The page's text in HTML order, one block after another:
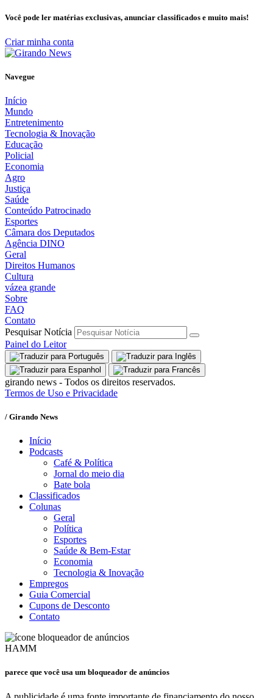
Você pode ler matérias exclusivas, anunciar classificados e muito mais!
Criar minha conta
Navegue
Início
Mundo
Entretenimento
Tecnologia & Inovação
Educação
Policial
Economia
Agro
Justiça
Saúde
Conteúdo Patrocinado
Esportes
Câmara dos Deputados
Agência DINO
Geral
Direitos Humanos
Cultura
vázea grande
Sobre
FAQ
Contato
Pesquisar Notícia
Painel do Leitor
girando news - Todos os direitos reservados.
Termos de Uso e Privacidade
/ Girando News
Início
Podcasts
Café & Política
Jornal do meio dia
Bate bola
Classificados
Colunas
Geral
Política
Esportes
Saúde & Bem-Estar
Economia
Tecnologia & Inovação
Empregos
Guia Comercial
Cupons de Desconto
Contato
HAMM
parece que você usa um bloqueador de anúncios